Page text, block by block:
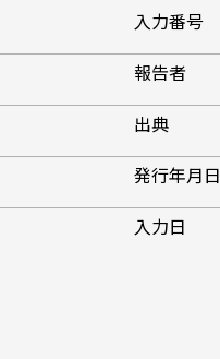
入力番号
報告者
出典
発行年月日
入力日